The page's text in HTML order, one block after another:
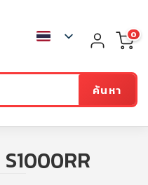
ค้นหา
0
S1000RR